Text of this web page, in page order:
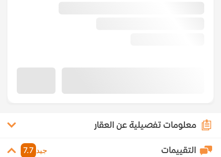
معلومات تفصيلية عن العقار
التقييمات جيد 7.7